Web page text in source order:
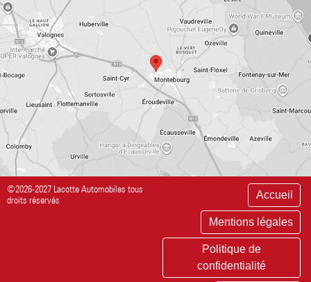
©2026-2027 Lacotte Automobiles tous
droits réservés
Accueil
Mentions légales
Politique de
confidentialité